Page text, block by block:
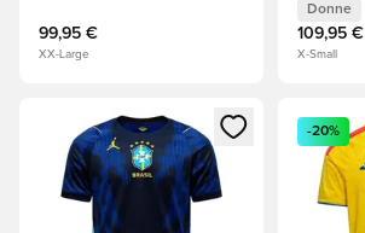
99,95 €
XX-Large
Donne
109,95 €
X-Small
Apre una finestra modale per Apre
-20%